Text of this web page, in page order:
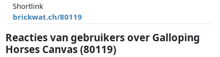
Shortlink
brickwat.ch/80119
Reacties van gebruikers over Galloping
Horses Canvas (80119)